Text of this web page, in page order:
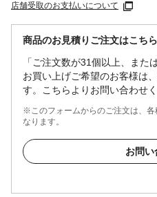
店舗受取のお支払いについて
商品のお見積りご注文はこちら
「ご注文数が31個以上、また
お買い上げご希望のお客様は
す。こちらよりお問い合わせく
※このフォームからのご注文は、各
なります。
お問い